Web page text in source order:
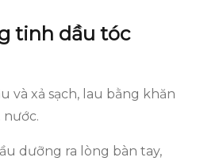
tinh dầu tóc
và xả sạch, lau bằng khăn
dưỡng ra lòng bàn tay,